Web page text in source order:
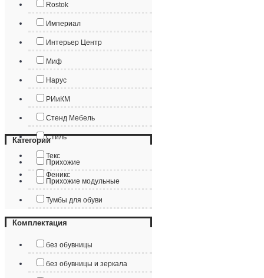
Rostok
Империал
Интерьер Центр
Миф
Нарус
РИиКМ
Стенд Мебель
Стиль
Текс
Феникс
Категории
Прихожие
Прихожие модульные
Тумбы для обуви
Комплектация
без обувницы
без обувницы и зеркала